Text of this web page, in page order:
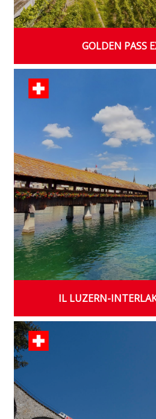
GOLDEN PASS
IL LUZERN-